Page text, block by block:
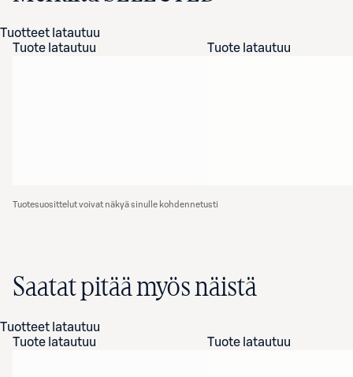
Tuotteet latautuu
Tuote latautuu
Tuote latautuu
Tuotesuosittelut voivat näkyä sinulle kohdennetusti
Saatat pitää myös näistä
Tuotteet latautuu
Tuote latautuu
Tuote latautuu